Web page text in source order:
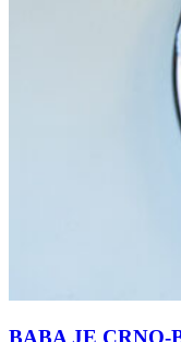
BABA JE CRNO-